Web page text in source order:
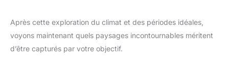
Après cette exploration du climat et des périodes idéales,
voyons maintenant quels paysages incontournables méritent
d’être capturés par votre objectif.